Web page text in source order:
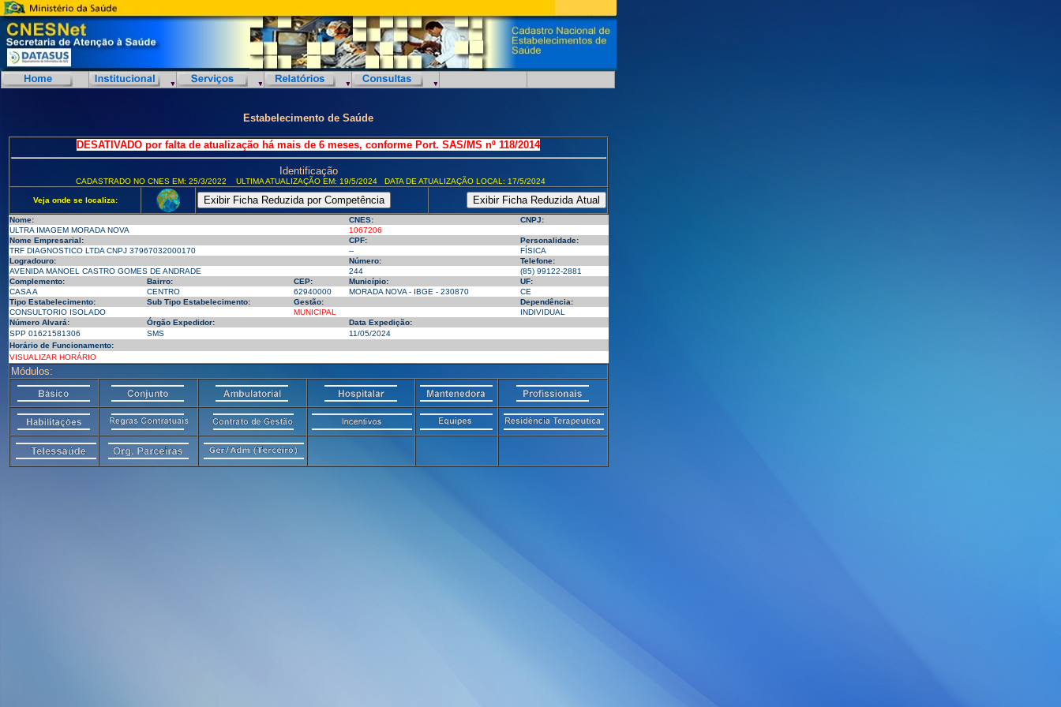
Estabelecimento de Saúde
DESATIVADO por falta de atualização há mais de 6 meses, conforme Port. SAS/MS nº 118/2014
Identificação
CADASTRADO NO CNES EM: 25/3/2022 ULTIMA ATUALIZAÇÃO EM: 19/5/2024 DATA DE ATUALIZAÇÃO LOCAL: 17/5/2024
Veja onde se localiza:
Nome: CNES:
CNPJ:
ULTRA IMAGEM MORADA NOVA
1067206
Nome Empresarial:
CPF:
Personalidade:
TRF DIAGNOSTICO LTDA CNPJ 37967032000170
--
FÍSICA
Logradouro:
Número:
Telefone:
AVENIDA MANOEL CASTRO GOMES DE ANDRADE
244
(85) 99122-2881
Complemento:
Bairro: CEP: Município:
UF:
CASA A
CENTRO 62940000 MORADA NOVA - IBGE - 230870
CE
Tipo Estabelecimento:
Sub Tipo Estabelecimento: Gestão:
Dependência:
CONSULTORIO ISOLADO
MUNICIPAL
INDIVIDUAL
Número Alvará:
Órgão Expedidor:
Data Expedição:
SPP 01621581306
SMS
11/05/2024
Horário de Funcionamento:
VISUALIZAR HORÁRIO
Módulos: